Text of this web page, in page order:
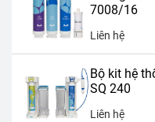
7008/16
Liên hệ
Bộ kit hệ
SQ 240
Liên hệ